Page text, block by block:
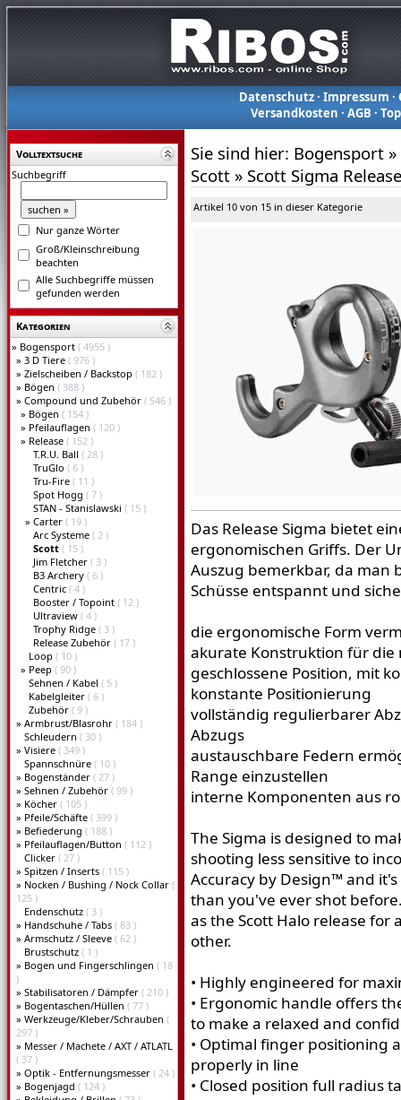
Datenschutz· Impressum ·
Versandkosten ·AGB ·
Volltextsuche
Suchbegriff
Nur ganze Wörter
Groß/Kleinschreibung
beachten
Alle Suchbegriffe müssen
gefunden werden
Kategorien
» Bogensport ( 4955 )
» 3 D Tiere ( 976 )
» Zielscheiben / Backstop ( 182 )
» Bögen ( 388 )
» Compound und Zubehör ( 546 )
» Bögen ( 154 )
» Pfeilauflagen ( 120 )
» Release ( 152 )
T.R.U. Ball ( 28 )
TruGlo ( 6 )
Tru-Fire ( 11 )
Spot Hogg ( 7 )
STAN - Stanislawski ( 15 )
» Carter ( 19 )
Arc Systeme ( 2 )
Scott ( 15 )
Jim Fletcher ( 3 )
B3 Archery ( 6 )
Centric ( 4 )
Booster / Topoint ( 12 )
Ultraview ( 4 )
Trophy Ridge ( 3 )
Release Zubehör ( 17 )
Loop ( 10 )
» Peep ( 90 )
Sehnen / Kabel ( 5 )
Kabelgleiter ( 6 )
Zubehör ( 9 )
» Armbrust/Blasrohr ( 184 )
Schleudern ( 30 )
» Visiere ( 349 )
Spannschnüre ( 10 )
» Bogenständer ( 27 )
» Sehnen / Zubehör ( 99 )
» Köcher ( 105 )
» Pfeile/Schäfte ( 399 )
» Befiederung ( 188 )
» Pfeilauflagen/Button ( 112 )
Clicker ( 27 )
» Spitzen / Inserts ( 115 )
» Nocken / Bushing / Nock Collar (
125 )
Endenschutz ( 3 )
» Handschuhe / Tabs ( 83 )
» Armschutz / Sleeve ( 62 )
Brustschutz ( 1 )
» Bogen und Fingerschlingen ( 18
)
» Stabilisatoren / Dämpfer ( 210 )
» Bogentaschen/Hüllen ( 77 )
» Werkzeuge/Kleber/Schrauben (
297 )
» Messer / Machete / AXT / ATLATL
( 37 )
» Optik - Entfernungsmesser ( 24 )
» Bogenjagd ( 124 )
Sie sind hier: Bogensport »
Scott » Scott Sigma Release
Artikel 10 von 15 in dieser Kategorie
Das Release Sigma bietet
ergonomischen Griffs. Der
Auszug bemerkbar, da man
Schüsse entspannt und
die ergonomische Form
akurate Konstruktion für die
geschlossene Position, mit
konstante Positionierung
vollständig regulierbarer
Abzugs
austauschbare Federn
Range einzustellen
interne Komponenten aus
The Sigma is designed to
shooting less sensitive to
Accuracy by Design™ and
than you've ever shot
as the Scott Halo release
other.
• Highly engineered for
• Ergonomic handle offers
to make a relaxed and
• Optimal finger positioning
properly in line
• Closed position full radius